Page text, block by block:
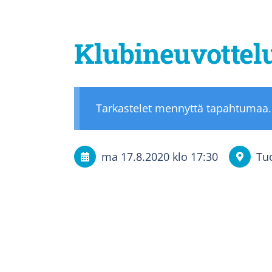
Tarkastelet mennyttä tapahtumaa.
ma 17.8.2020 klo 17:30